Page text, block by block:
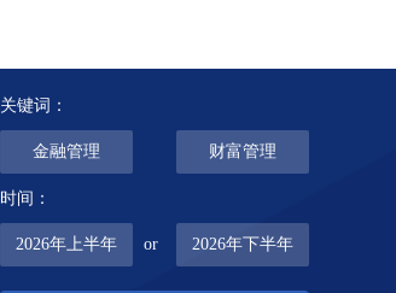
关键词：
金融管理 财富管理
时间：
2026年上半年 or 2026年下半年